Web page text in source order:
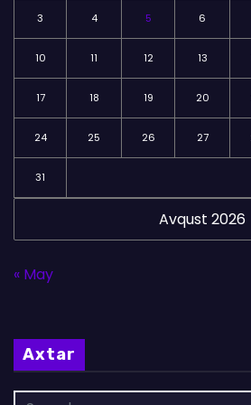
Avqust 2026
3 4 5 6
10 11 12 13
17 18 19 20
24 25 26 27
31
« May
Axtar